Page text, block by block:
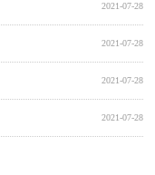
2021-07-28
2021-07-28
2021-07-28
2021-07-28